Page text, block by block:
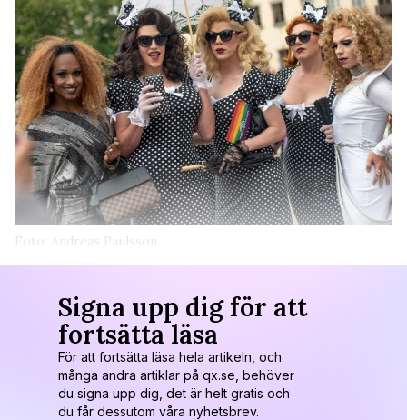
Foto: Andreas Paulsson
Signa upp dig för att
fortsätta läsa
För att fortsätta läsa hela artikeln, och
många andra artiklar på qx.se, behöver
du signa upp dig, det är helt gratis och
du får dessutom våra nyhetsbrev.